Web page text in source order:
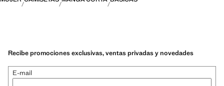
Recibe promociones exclusivas, ventas privadas y novedades
E-mail